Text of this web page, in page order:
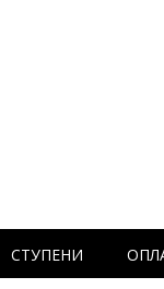
СТУПЕНИ